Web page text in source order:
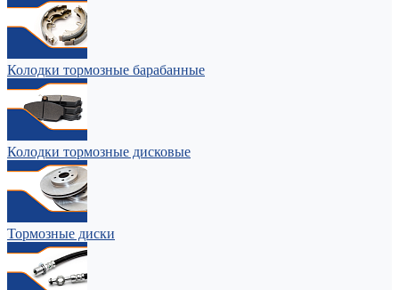
Колодки тормозные барабанные
Колодки тормозные дисковые
Тормозные диски